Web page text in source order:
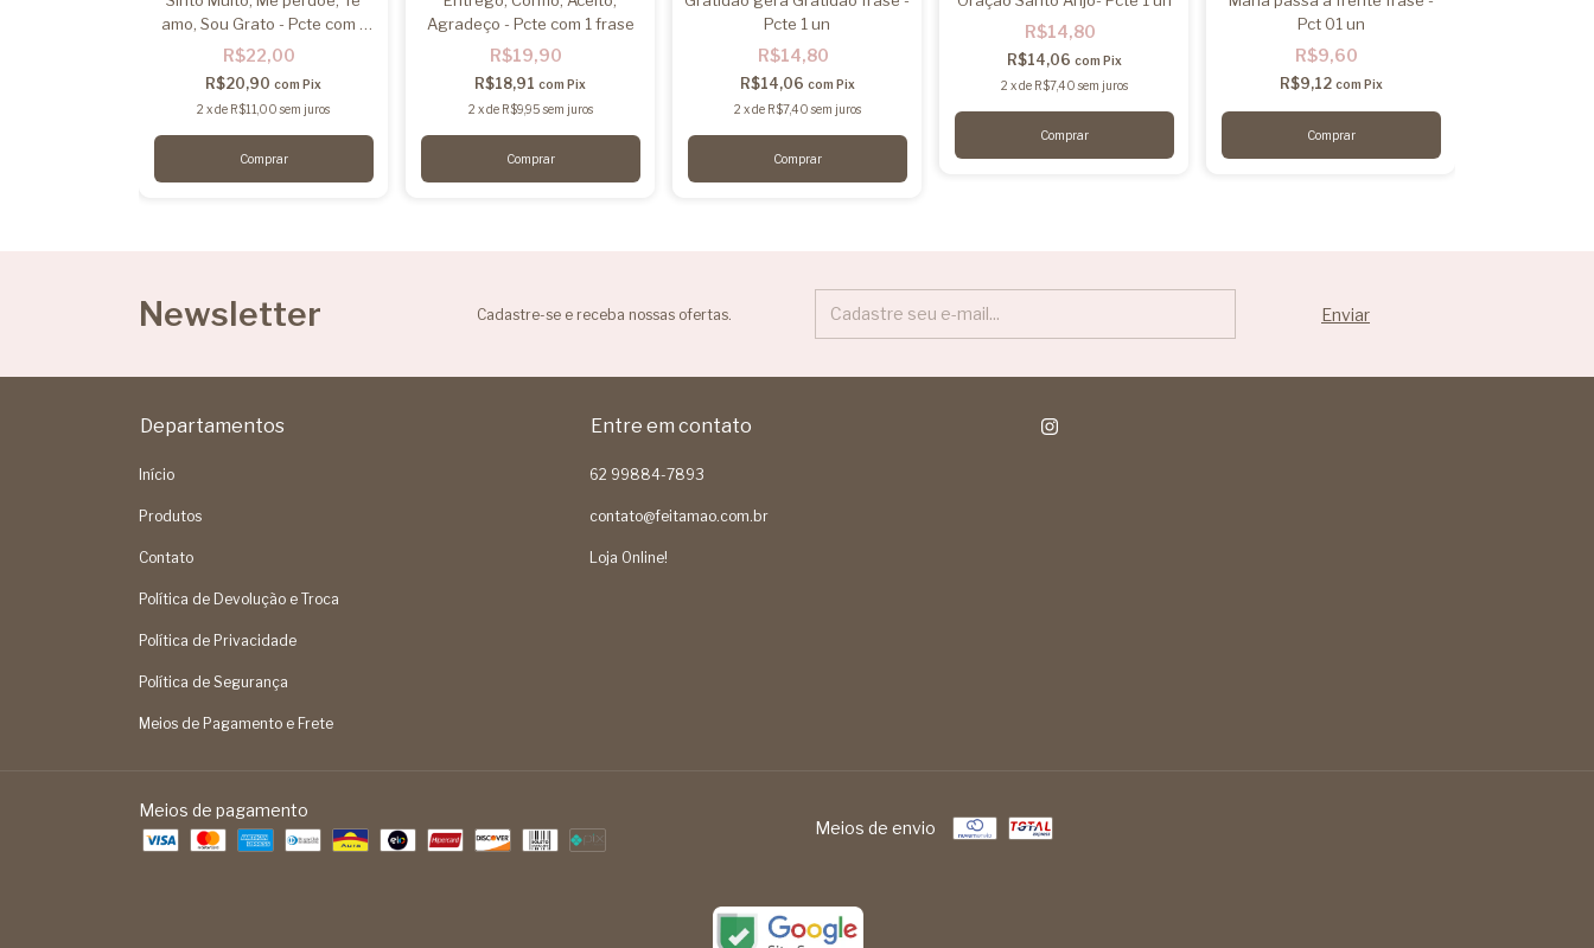
amo, Sou Grato - Pcte com 1
frase
R$22,00
R$20,90 com Pix
2 xde R$11,00 sem juros
Agradeço - Pcte com 1 frase
R$19,90
R$18,91 com Pix
2 xde R$9,95 sem juros
Pcte 1 un
R$14,80
R$14,06 com Pix
2 xde R$7,40 sem juros
R$14,80
R$14,06 com Pix
2 xde R$7,40 sem juros
Pct 01 un
R$9,60
R$9,12 com Pix
Newsletter Cadastre-se e receba nossas ofertas.
Departamentos
Início
Produtos
Contato
Política de Devolução e Troca
Política de Privacidade
Política de Segurança
Meios de Pagamento e Frete
Entre em contato
62 99884-7893
contato@feitamao.com.br
Loja Online!
Meios de pagamento
Meios de envio